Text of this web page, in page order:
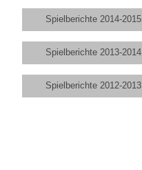
Spielberichte 2014-2015
Spielberichte 2013-2014
Spielberichte 2012-2013